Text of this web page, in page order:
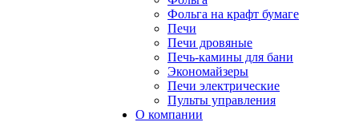
Фольга на крафт бумаге
Печи
Печи дровяные
Печь-камины для бани
Экономайзеры
Печи электрические
Пульты управления
О компании